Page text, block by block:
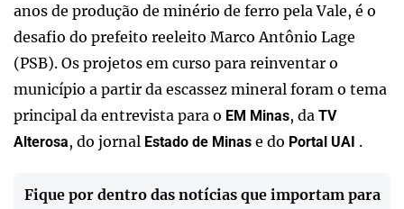
anos de produção de minério de ferro pela Vale, é o
desafio do prefeito reeleito Marco Antônio Lage
(PSB). Os projetos em curso para reinventar o
município a partir da escassez mineral foram o tema
principal da entrevista para o EM Minas, da TV
Alterosa, do jornal Estado de Minas e do Portal UAI .
Fique por dentro das notícias que importam para